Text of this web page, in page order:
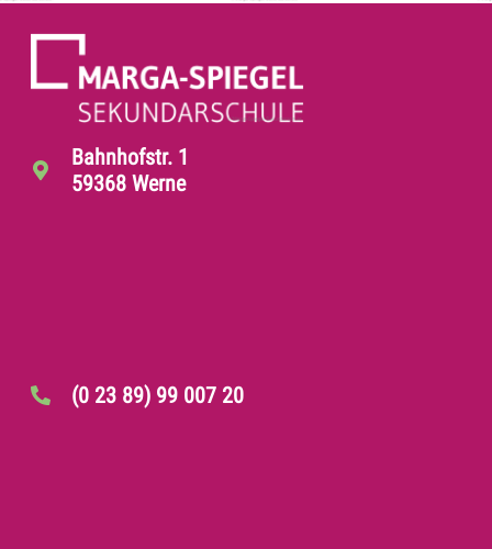
Bahnhofstr. 1
59368 Werne
(0 23 89) 99 007 20